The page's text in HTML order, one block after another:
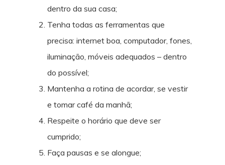
dentro da sua casa;
Tenha todas as ferramentas que
precisa: internet boa, computador, fones,
iluminação, móveis adequados – dentro
do possível;
Mantenha a rotina de acordar, se vestir
e tomar café da manhã;
Respeite o horário que deve ser
cumprido;
Faça pausas e se alongue;